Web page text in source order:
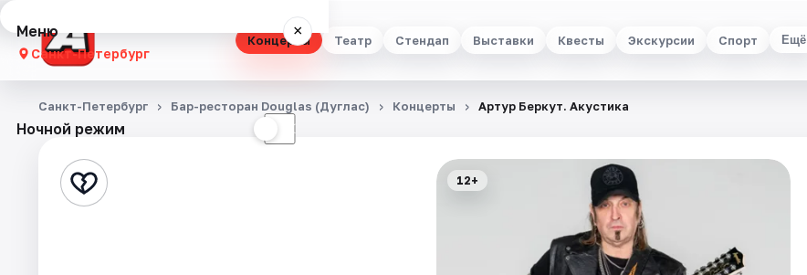
Концерты Театр Стендап Выставки Квесты Экскурсии Спорт Ещё
Меню ×
Санкт-Петербург
Концерты
Стендап
Ночной режим ☾
Санкт-Петербург Бар-ресторан Douglas (Дуглас) Концерты Артур Беркут. Акустика
12+